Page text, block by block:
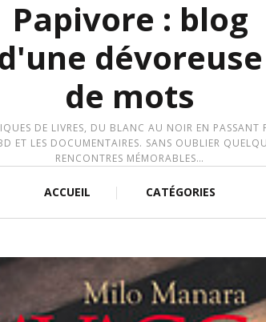
Papivore : blog
dévoreuse
de mots
DE LIVRES, DU BLANC AU NOIR EN PASSANT
ET LES DOCUMENTAIRES. SANS OUBLIER
RENCONTRES MÉMORABLES…
ACCUEIL CATÉGORIES